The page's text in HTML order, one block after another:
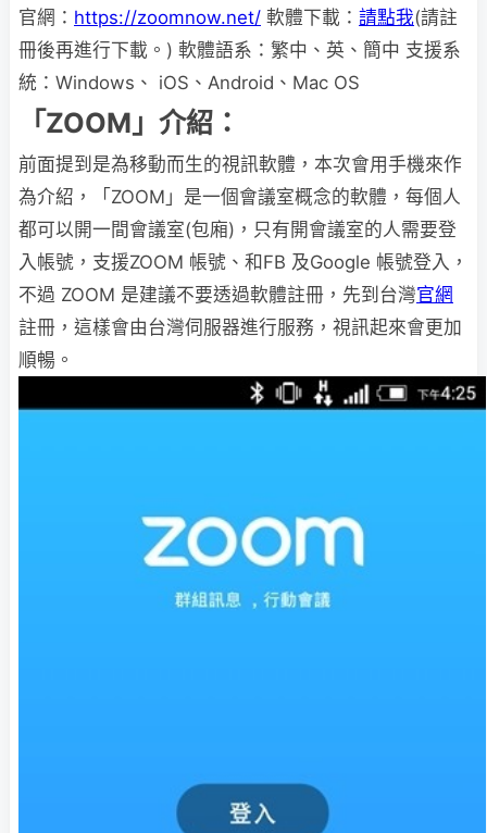
官網： https://zoomnow.net/ 軟體下載： 請點我(請註
冊後再進行下載。) 軟體語系：繁中、英、簡中 支援系
統：Windows、 iOS、Android、Mac OS
「ZOOM」介紹：
前面提到是為移動而生的視訊軟體，本次會用手機來作
為介紹，「ZOOM」是一個會議室概念的軟體，每個人
都可以開一間會議室(包廂)，只有開會議室的人需要登
入帳號，支援ZOOM 帳號、和FB 及Google 帳號登入，
不過 ZOOM 是建議不要透過軟體註冊，先到台灣官網
註冊，這樣會由台灣伺服器進行服務，視訊起來會更加
順暢。